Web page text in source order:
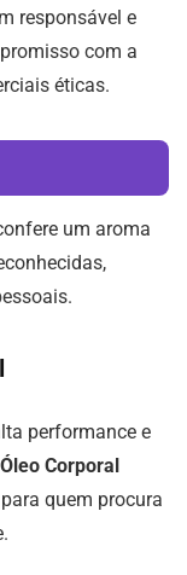
responsável e
com a
éticas.
um aroma
performance e
Corporal
quem procura